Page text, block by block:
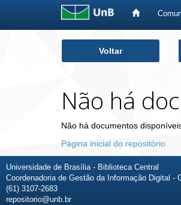
Voltar
Não há
Não há documentos
Página inicial do repositório
Universidade de Brasília - Biblioteca Central
Coordenadoria de Gestão da Informação Digital -
(61) 3107-2683
repositorio@unb.br